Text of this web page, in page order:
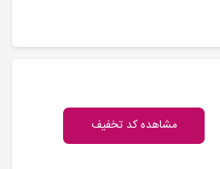
مشاهده کد تخفیف